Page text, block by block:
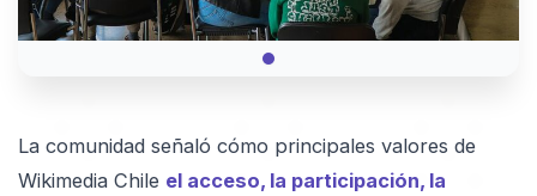
La comunidad señaló cómo principales valores de
Wikimedia Chile el acceso, la participación, la